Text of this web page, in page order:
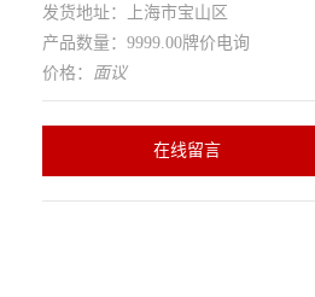
发货地址：上海市宝山区
产品数量：9999.00牌价电询
价格： 面议
在线留言